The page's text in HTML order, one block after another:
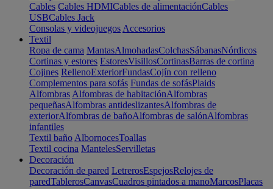
Cables Cables HDMICables de alimentaciónCables
USBCables Jack
Consolas y videojuegos Accesorios
Textil
Ropa de cama MantasAlmohadasColchasSábanasNórdicos
Cortinas y estores EstoresVisillosCortinasBarras de cortina
Cojines RellenoExteriorFundasCojín con relleno
Complementos para sofás Fundas de sofásPlaids
Alfombras Alfombras de habitaciónAlfombras
pequeñasAlfombras antideslizantesAlfombras de
exteriorAlfombras de bañoAlfombras de salónAlfombras
infantiles
Textil baño AlbornocesToallas
Textil cocina MantelesServilletas
Decoración
Decoración de pared LetrerosEspejosRelojes de
paredTablerosCanvasCuadros pintados a manoMarcosPlacas